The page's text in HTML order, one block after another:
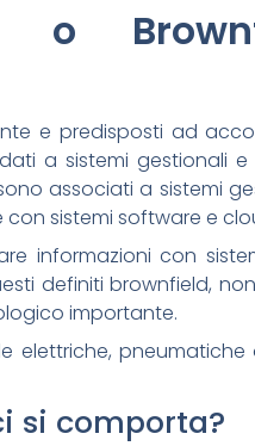
o
e predisposti ad
a sistemi gestionali e
associati a sistemi
sistemi software e
informazioni con
definiti brownfield,
importante.
elettriche, pneumatiche
si comporta?